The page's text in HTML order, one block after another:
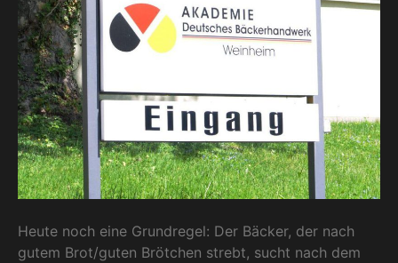
Heute noch eine Grundregel: Der Bäcker, der nach
gutem Brot/guten Brötchen strebt, sucht nach dem